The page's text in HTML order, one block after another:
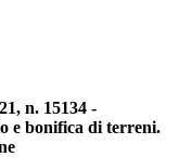
n. 15134 -
e bonifica di terreni.